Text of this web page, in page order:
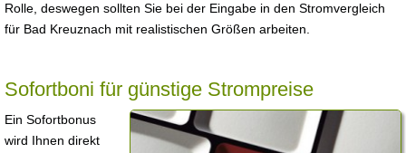
Rolle, deswegen sollten Sie bei der Eingabe in den Stromvergleich
für Bad Kreuznach mit realistischen Größen arbeiten.
Sofortboni für günstige Strompreise
Ein Sofortbonus
wird Ihnen direkt